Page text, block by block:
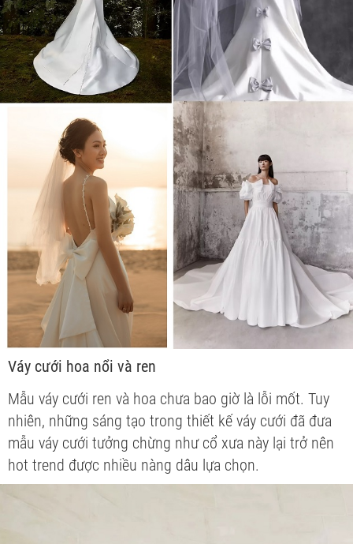
Váy cưới hoa nổi và ren
Mẫu váy cưới ren và hoa chưa bao giờ là lỗi mốt. Tuy
nhiên, những sáng tạo trong thiết kế váy cưới đã đưa
mẫu váy cưới tưởng chừng như cổ xưa này lại trở nên
hot trend được nhiều nàng dâu lựa chọn.